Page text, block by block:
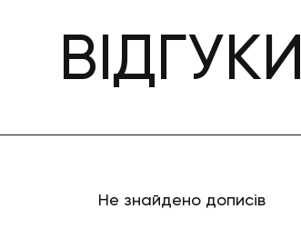
ВІДГУКИ
Не знайдено дописів